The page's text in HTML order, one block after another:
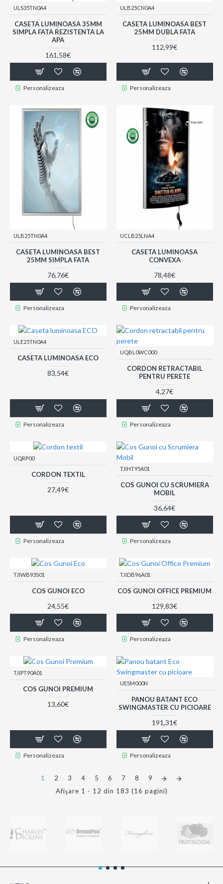
ULS35TN0A4
CASETA LUMINOASA 35MM
SIMPLA FATA REZISTENTA LA
APA
161,58€
Personalizeaza
ULB25CN0A4
CASETA LUMINOASA BEST
25MM DUBLA FATA
112,99€
Personalizeaza
ULB25TN0A4
CASETA LUMINOASA BEST
25MM SIMPLA FATA
76,76€
Personalizeaza
UCLB25LNA4
CASETA LUMINOASA
CONVEXA
78,48€
Personalizeaza
ULE25TN0A4
CASETA LUMINOASA ECO
83,54€
Personalizeaza
UQBL0WC000
CORDON RETRACTABIL
PENTRU PERETE
4,27€
Personalizeaza
UQRP00
CORDON TEXTIL
27,49€
Personalizeaza
TJIHT95A01
COS GUNOI CU SCRUMIERA
MOBIL
36,64€
Personalizeaza
TJIWB93S01
COS GUNOI ECO
24,55€
Personalizeaza
TJIDB96A01
COS GUNOI OFFICE PREMIUM
129,83€
Personalizeaza
TJIPT90A01
COS GUNOI PREMIUM
13,60€
Personalizeaza
UESM000N
PANOU BATANT ECO
SWINGMASTER CU PICIOARE
191,31€
Personalizeaza
1 2 3 4 5 6 7 8
9
Afişare 1 - 12 din 183 (16 pagini)